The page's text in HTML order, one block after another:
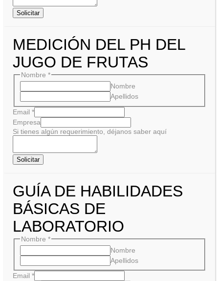
Solicitar
MEDICIÓN DEL PH DEL
JUGO DE FRUTAS
Nombre *
Nombre
Apellidos
Email *
Empresa
Si tienes algún requerimiento, déjanos saber aquí
Solicitar
GUÍA DE HABILIDADES
BÁSICAS DE
LABORATORIO
Nombre *
Nombre
Apellidos
Email *